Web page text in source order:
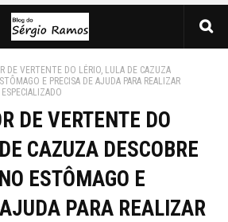
DE VERTENTE DO LÉRIO, LULA DE CAZUZA
E PRECISA DE AJUDA PARA REALIZAR
DE VERTENTE DO
CAZUZA DESCOBRE
ESTÔMAGO E
PARA REALIZAR